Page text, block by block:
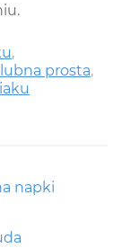
,
prosta,
napki